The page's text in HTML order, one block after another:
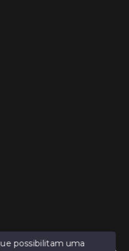
possibilitam uma